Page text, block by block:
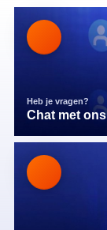
Heb je vragen?
Chat met ons